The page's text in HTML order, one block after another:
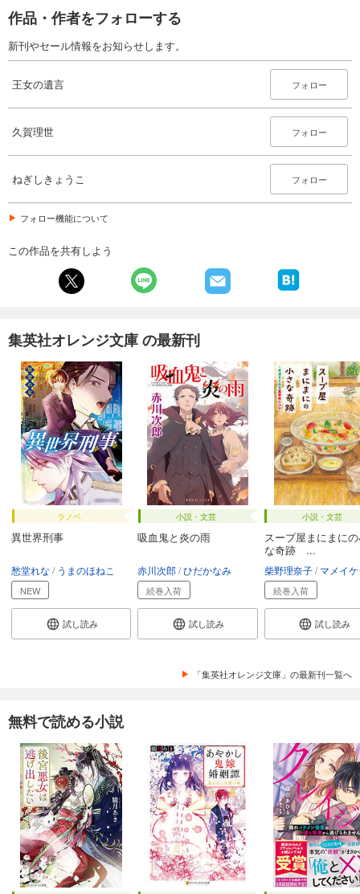
作品・作者をフォローする
新刊やセール情報をお知らせします。
王女の遺言 フォロー
久賀理世 フォロー
ねぎしきょうこ フォロー
フォロー機能について
この作品を共有しよう
集英社オレンジ文庫 の最新刊
ラノベ
異世界刑事
愁堂れな うまのほねこ
NEW
試し読み
小説・文芸
吸血鬼と炎の雨
赤川次郎 ひだかなみ
続巻入荷
試し読み
小説・文芸
スープ屋まにまに
な奇跡 ...
柴野理奈子 マメイ
続巻入荷
試し読み
「集英社オレンジ文庫」の最新刊一覧へ
無料で読める小説